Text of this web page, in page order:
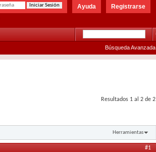
Registrarse
Ayuda
Búsqueda Avanzada
Resultados 1 al 2 de 2
Herramientas
#1